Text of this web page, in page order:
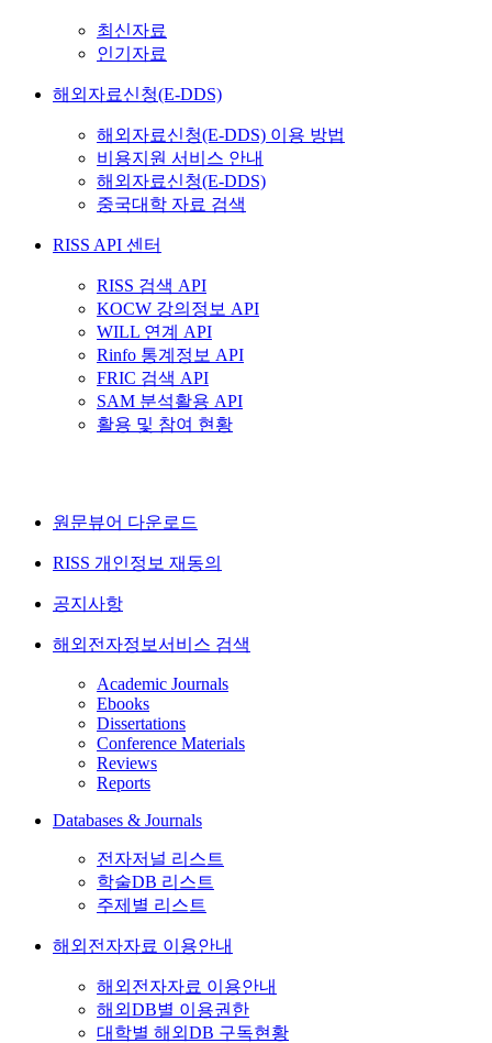
최신자료
인기자료
해외자료신청(E-DDS)
해외자료신청(E-DDS) 이용 방법
비용지원 서비스 안내
해외자료신청(E-DDS)
중국대학 자료 검색
RISS API 센터
RISS 검색 API
KOCW 강의정보 API
WILL 연계 API
Rinfo 통계정보 API
FRIC 검색 API
SAM 분석활용 API
활용 및 참여 현황
원문뷰어 다운로드
RISS 개인정보 재동의
공지사항
해외전자정보서비스 검색
Academic Journals
Ebooks
Dissertations
Conference Materials
Reviews
Reports
Databases & Journals
전자저널 리스트
학술DB 리스트
주제별 리스트
해외전자자료 이용안내
해외전자자료 이용안내
해외DB별 이용권한
대학별 해외DB 구독현황